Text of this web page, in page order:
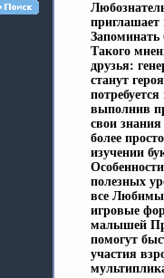
приглашает
Запоминать
Такого
друзья:
станут
выполнив
свои
более
изучении
полезных
все
игровые
малышей
помогут
участия